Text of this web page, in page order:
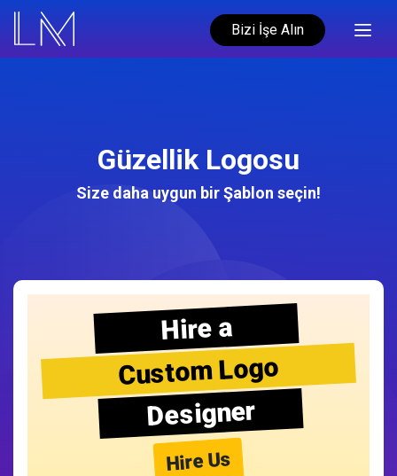
Bizi İşe Alın
Güzellik Logosu
Size daha uygun bir Şablon seçin!
Hire a
Custom Logo
Designer
Hire Us